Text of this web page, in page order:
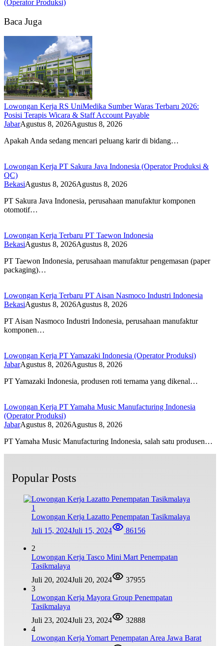
(Operator Produksi)
Baca Juga
Lowongan Kerja RS UniMedika Sumber Waras Terbaru 2026:
Posisi Terapis Wicara & Staff Account Payable
JabarAgustus 8, 2026Agustus 8, 2026
Apakah Anda sedang mencari peluang karir di bidang…
Lowongan Kerja PT Sakura Java Indonesia (Operator Produksi &
QC)
BekasiAgustus 8, 2026Agustus 8, 2026
PT Sakura Java Indonesia, perusahaan manufaktur komponen
otomotif…
Lowongan Kerja Terbaru PT Taewon Indonesia
BekasiAgustus 8, 2026Agustus 8, 2026
PT Taewon Indonesia, perusahaan manufaktur pengemasan (paper
packaging)…
Lowongan Kerja Terbaru PT Aisan Nasmoco Industri Indonesia
BekasiAgustus 8, 2026Agustus 8, 2026
PT Aisan Nasmoco Industri Indonesia, perusahaan manufaktur
komponen…
Lowongan Kerja PT Yamazaki Indonesia (Operator Produksi)
JabarAgustus 8, 2026Agustus 8, 2026
PT Yamazaki Indonesia, produsen roti ternama yang dikenal…
Lowongan Kerja PT Yamaha Music Manufacturing Indonesia
(Operator Produksi)
JabarAgustus 8, 2026Agustus 8, 2026
PT Yamaha Music Manufacturing Indonesia, salah satu produsen…
Popular Posts
1
Lowongan Kerja Lazatto Penempatan Tasikmalaya
Juli 15, 2024Juli 15, 2024 86156
2
Lowongan Kerja Tasco Mini Mart Penempatan
Tasikmalaya
Juli 20, 2024Juli 20, 2024
37955
3
Lowongan Kerja Mayora Group Penempatan
Tasikmalaya
Juli 23, 2024Juli 23, 2024
32888
4
Lowongan Kerja Yomart Penempatan Area Jawa Barat